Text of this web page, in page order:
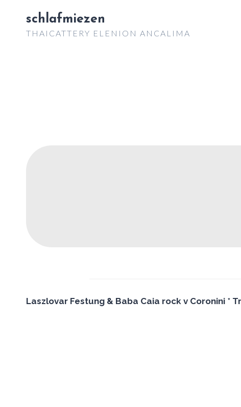
springen
schlafmiezen
THAICATTERY ELENION ANCALIMA
Laszlovar Festung & Baba Caia rock v Coronini *